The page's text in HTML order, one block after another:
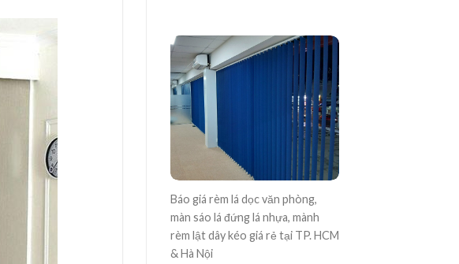
Báo giá rèm lá dọc văn phòng,
màn sáo lá đứng lá nhựa, mành
rèm lật dây kéo giá rẻ tại TP. HCM
& Hà Nội